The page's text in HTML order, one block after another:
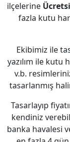
ilçelerine
fazla kutu
Ekibimiz ile
yazılım ile kutu
v.b.
tasarlanmış
Tasarlayıp
kendiniz
banka havalesi